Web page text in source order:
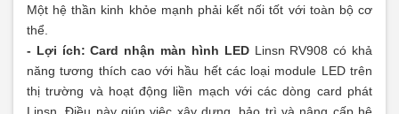
Một hệ thần kinh khỏe mạnh phải kết nối tốt với toàn bộ cơ
thể.
- Lợi ích: Card nhận màn hình LEDLinsn RV908 có khả
năng tương thích cao với hầu hết các loại module LED trên
thị trường và hoạt động liền mạch với các dòng card phát
Linsn. Điều này giúp việc xây dựng, bảo trì và nâng cấp hệ